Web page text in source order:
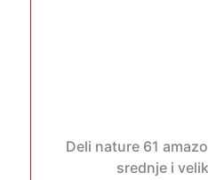
Deli nature 61
srednje i